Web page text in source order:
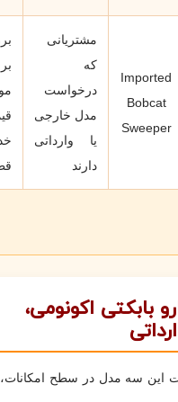
Imported
Bobcat
Sweeper
مشتریانی
که
درخواست
مدل خارجی
یا وارداتی
دارند
بابکتی اکونومی،
این سه مدل در سطح امکانات،